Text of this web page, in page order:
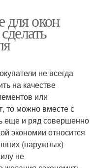
для окон
не всегда
на качестве
или
то можно вместе с
еще и ряд совершенно
экономии относится
(наружных)
не